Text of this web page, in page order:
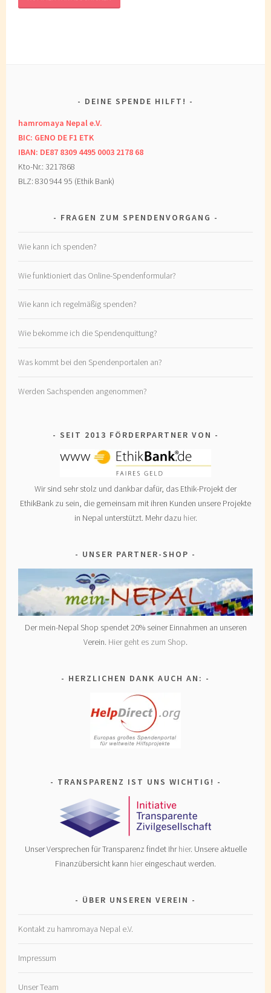
DEINE SPENDE HILFT!
hamromaya Nepal e.V.
BIC: GENO DE F1 ETK
IBAN: DE87 8309 4495 0003 2178 68
Kto-Nr.: 3217868
BLZ: 830 944 95 (Ethik Bank)
FRAGEN ZUM SPENDENVORGANG
Wie kann ich spenden?
Wie funktioniert das Online-Spendenformular?
Wie kann ich regelmäßig spenden?
Wie bekomme ich die Spendenquittung?
Was kommt bei den Spendenportalen an?
Werden Sachspenden angenommen?
SEIT 2013 FÖRDERPARTNER VON
Wir sind sehr stolz und dankbar dafür, das Ethik-Projekt der
EthikBank zu sein, die gemeinsam mit ihren Kunden unsere Projekte
in Nepal unterstützt. Mehr dazu hier.
UNSER PARTNER-SHOP
Der mein-Nepal Shop spendet 20% seiner Einnahmen an unseren
Verein. Hier geht es zum Shop.
HERZLICHEN DANK AUCH AN:
TRANSPARENZ IST UNS WICHTIG!
Unser Versprechen für Transparenz findet Ihrhier. Unsere aktuelle
Finanzübersicht kann hiereingeschaut werden.
ÜBER UNSEREN VEREIN
Kontakt zu hamromaya Nepal e.V.
Impressum
Unser Team